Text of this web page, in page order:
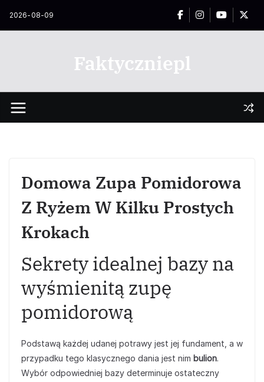
2026-08-09
Faktyczniepl
Domowa Zupa Pomidorowa
Z Ryżem W Kilku Prostych
Krokach
Sekrety idealnej bazy na
wyśmienitą zupę
pomidorową
Podstawą każdej udanej potrawy jest jej fundament, a w
przypadku tego klasycznego dania jest nim bulion.
Wybór odpowiedniej bazy determinuje ostateczny